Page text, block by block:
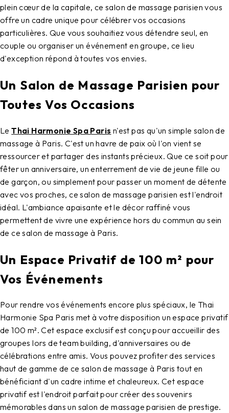
plein cœur de la capitale, ce salon de massage parisien vous
offre un cadre unique pour célébrer vos occasions
particulières. Que vous souhaitiez vous détendre seul, en
couple ou organiser un événement en groupe, ce lieu
d'exception répond à toutes vos envies.
Un Salon de Massage Parisien pour
Toutes Vos Occasions
LeThai Harmonie Spa Paris n'est pas qu'un simple salon de
massage à Paris. C'est un havre de paix où l'on vient se
ressourcer et partager des instants précieux. Que ce soit pour
fêter un anniversaire, un enterrement de vie de jeune fille ou
de garçon, ou simplement pour passer un moment de détente
avec vos proches, ce salon de massage parisien est l'endroit
idéal. L'ambiance apaisante et le décor raffiné vous
permettent de vivre une expérience hors du commun au sein
de ce salon de massage à Paris.
Un Espace Privatif de 100 m² pour
Vos Événements
Pour rendre vos événements encore plus spéciaux, le Thai
Harmonie Spa Paris met à votre disposition un espace privatif
de 100 m². Cet espace exclusif est conçu pour accueillir des
groupes lors de team building, d'anniversaires ou de
célébrations entre amis. Vous pouvez profiter des services
haut de gamme de ce salon de massage à Paris tout en
bénéficiant d'un cadre intime et chaleureux. Cet espace
privatif est l'endroit parfait pour créer des souvenirs
mémorables dans un salon de massage parisien de prestige.